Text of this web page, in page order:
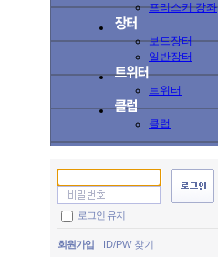
프리스키 강좌
보드장터
일반장터
트위터
클럽
로그인 유지
회원가입 ID/PW 찾기